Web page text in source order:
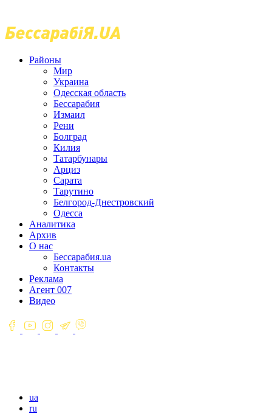
Районы
Мир
Украина
Одесская область
Бессарабия
Измаил
Рени
Болград
Килия
Татарбунары
Арциз
Сарата
Тарутино
Белгород-Днестровский
Одесса
Аналитика
Архив
О нас
Бессарабия.ua
Контакты
Реклама
Агент 007
Видео
ua
ru